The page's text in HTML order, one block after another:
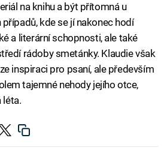
na knihu a být přítomná u
kde se jí nakonec hodí
a literární schopnosti, ale také
rádoby smetánky. Klaudie však
inspiraci pro psaní, ale především
tajemné nehody jejího otce,
léta.